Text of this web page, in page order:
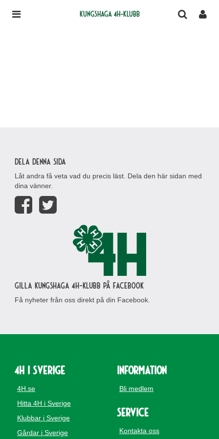
Kungshaga 4H-klubb
Dela denna sida
Låt andra få veta vad du precis läst. Dela den här sidan med
dina vänner.
Gilla Kungshaga 4H-klubb på Facebook
Få nyheter från oss direkt på din Facebook.
4H i Sverige
4H.se
Hitta 4H i Sverige
Klubbar i Sverige
Gårdar i Sverige
Information
Bli medlem
Service
Kontakta oss